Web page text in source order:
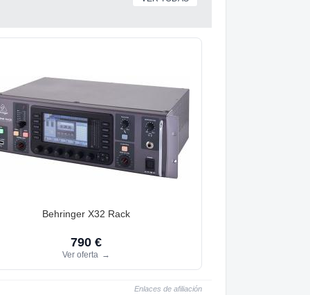
Behringer X32 Rack
790 €
Ver oferta →
Enlaces de afiliación